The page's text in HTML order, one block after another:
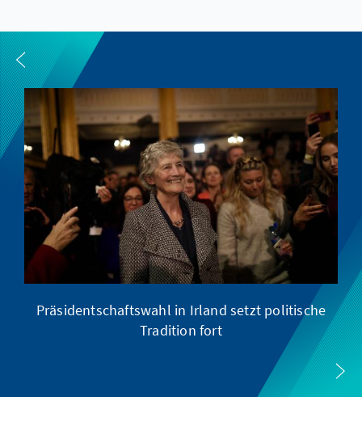
Präsidentschaftswahl in Irland setzt politische
Tradition fort